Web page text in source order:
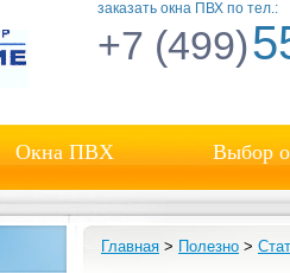
заказать окна ПВХ по тел.:
+7 (499)
Окна ПВХ Выбор
Главная > Полезно >